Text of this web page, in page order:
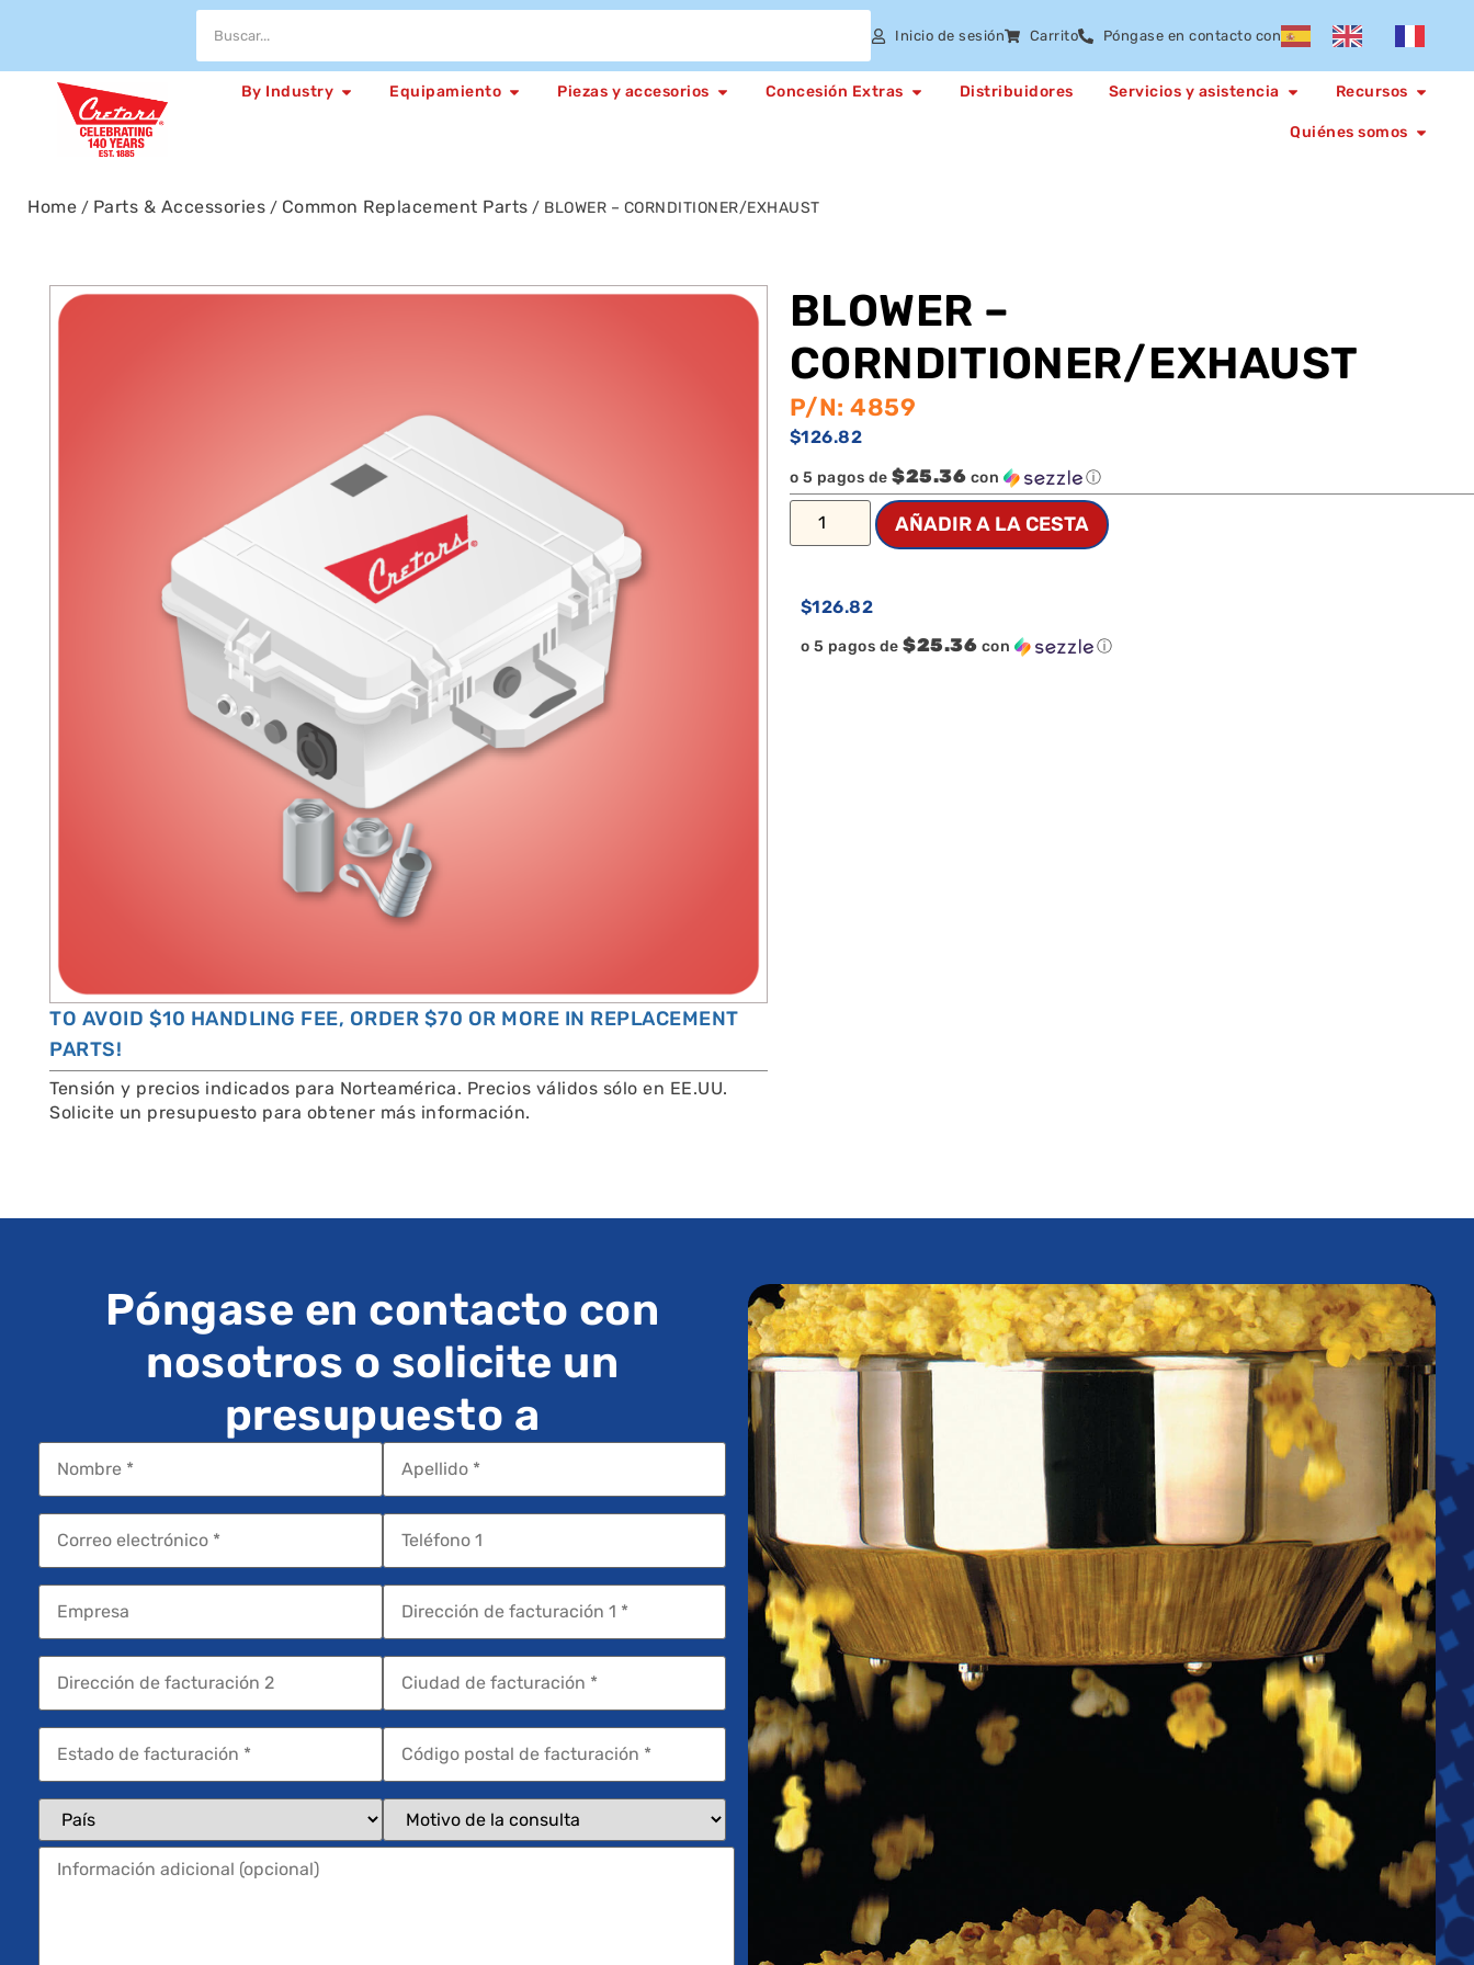
Inicio de sesión Carrito Póngase en contacto con
By Industry Equipamiento Piezas y accesorios Concesión Extras Distribuidores Servicios y asistencia Recursos
Quiénes somos
Home / Parts & Accessories / Common Replacement Parts / BLOWER – CORNDITIONER/EXHAUST
TO AVOID $10 HANDLING FEE, ORDER $70 OR MORE IN REPLACEMENT
PARTS!
Tensión y precios indicados para Norteamérica. Precios válidos sólo en EE.UU.
Solicite un presupuesto para obtener más información.
BLOWER –
CORNDITIONER/EXHAUST
P/N: 4859
$126.82
o 5 pagos de$25.36 con ⓘ
AÑADIR A LA CESTA
$126.82
o 5 pagos de$25.36 con ⓘ
Póngase en contacto con
nosotros o solicite un
presupuesto a